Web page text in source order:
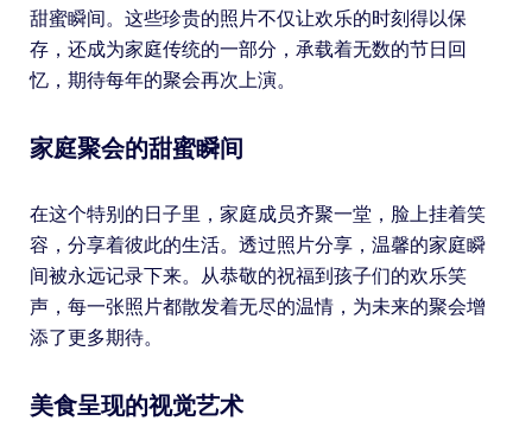
甜蜜瞬间。这些珍贵的照片不仅让欢乐的时刻得以保
存，还成为家庭传统的一部分，承载着无数的节日回
忆，期待每年的聚会再次上演。
家庭聚会的甜蜜瞬间
在这个特别的日子里，家庭成员齐聚一堂，脸上挂着笑
容，分享着彼此的生活。透过照片分享，温馨的家庭瞬
间被永远记录下来。从恭敬的祝福到孩子们的欢乐笑
声，每一张照片都散发着无尽的温情，为未来的聚会增
添了更多期待。
美食呈现的视觉艺术